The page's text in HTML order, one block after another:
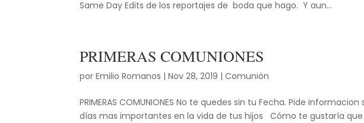
Same Day Edits de los reportajes de boda que hago. Y aun...
PRIMERAS COMUNIONES
porEmilio Romanos |Nov 28, 2019 |Comunión
PRIMERAS COMUNIONES No te quedes sin tu Fecha. Pide
días mas importantes en la vida de tus hijos Cómo te gustaría